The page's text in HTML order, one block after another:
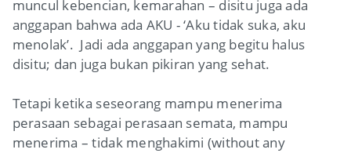
muncul kebencian, kemarahan – disitu juga ada
anggapan bahwa ada AKU - ‘Aku tidak suka, aku
menolak’. Jadi ada anggapan yang begitu halus
disitu; dan juga bukan pikiran yang sehat.
Tetapi ketika seseorang mampu menerima
perasaan sebagai perasaan semata, mampu
menerima – tidak menghakimi (without any